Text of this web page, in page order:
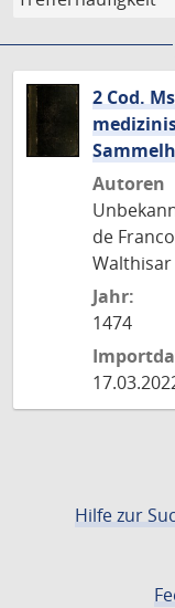
2 Cod.
Autoren
de
Jahr:
1474
Hilfe zur